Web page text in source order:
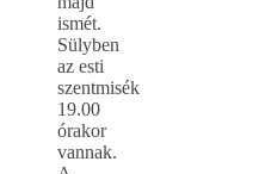
ismét.
Sülyben
az esti
szentmisék
19.00
órakor
vannak.